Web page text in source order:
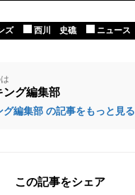
ズ 西川 史礁 ニュース
ング編集部
編集部 の記事をもっと見る
この記事をシェア